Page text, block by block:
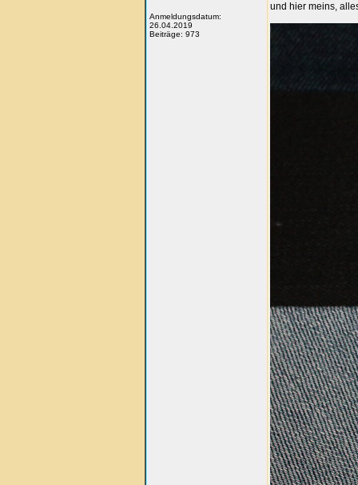
Anmeldungsdatum:
26.04.2019
Beiträge: 973
und hier meins,